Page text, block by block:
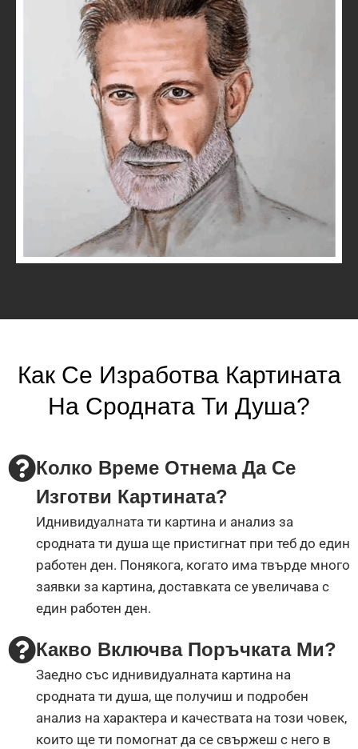
Как Се Изработва Картината
На Сродната Ти Душа?
Колко Време Отнема Да Се
Изготви Картината?
Иднивидуалната ти картина и анализ за
сродната ти душа ще пристигнат при теб до един
работен ден. Понякога, когато има твърде много
заявки за картина, доставката се увеличава с
един работен ден.
Какво Включва Поръчката Ми?
Заедно със иднивидуалната картина на
сродната ти душа, ще получиш и подробен
анализ на характера и качествата на този човек,
които ще ти помогнат да се свържеш с него в